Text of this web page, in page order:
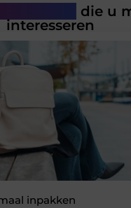
die u
interesseren
inpakken